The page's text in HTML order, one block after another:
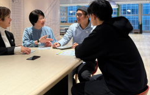
港的经济增长未能惠及所有阶
委员会，集中力量推动针对性
有限。特別是在疫情后的经济
临的困境更趋严重，促使社会
性的解决方案。其中善导会的